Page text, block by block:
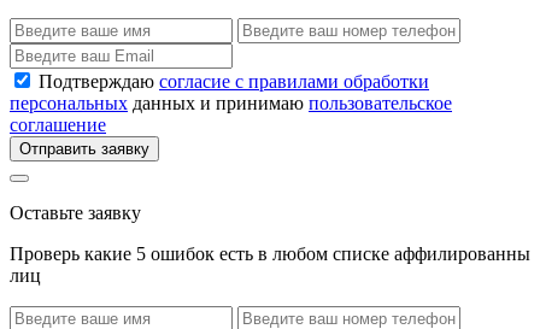
Подтверждаю согласие с правилами обработки
персональных данных и принимаю пользовательское
соглашение
Отправить заявку
Оставьте заявку
Проверь какие 5 ошибок есть в любом списке аффилированны
лиц